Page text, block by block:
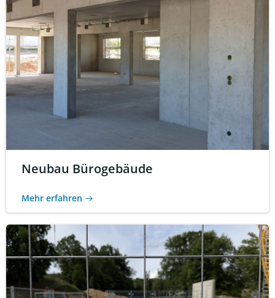
Neubau Bürogebäude
Mehr erfahren